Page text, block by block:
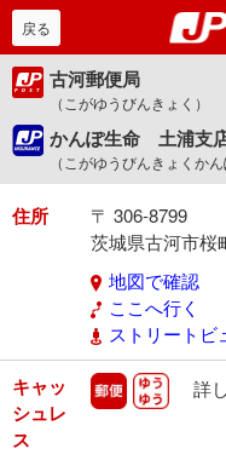
戻る
古河郵便局
（こがゆうびんきょく）
かんぽ生命 土浦支
（こがゆうびんきょくか
住所
〒 306-8799
茨城県古河市桜
地図で確認
ここへ行く
ストリートビ
キャッ
シュレ
ス
郵便 ゆう
詳